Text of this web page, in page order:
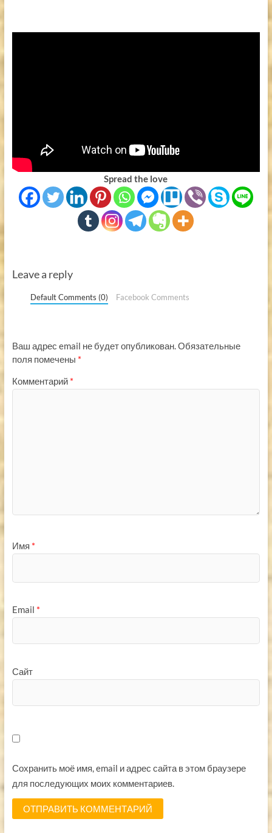
Spread the love
Leave a reply
Default Comments (0) Facebook Comments
Ваш адрес email не будет опубликован.Обязательные
поля помечены *
Комментарий *
Имя *
Email *
Сайт
Сохранить моё имя, email и адрес сайта в этом браузере
для последующих моих комментариев.